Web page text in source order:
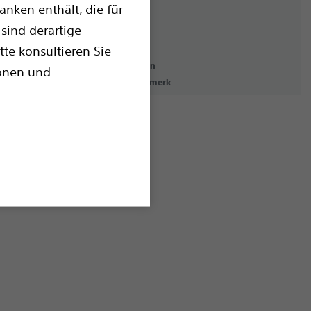
enthält, die für
derartige
konsultieren Sie
und
Nutzungsbedingungen
Urheberrechtsvermerk